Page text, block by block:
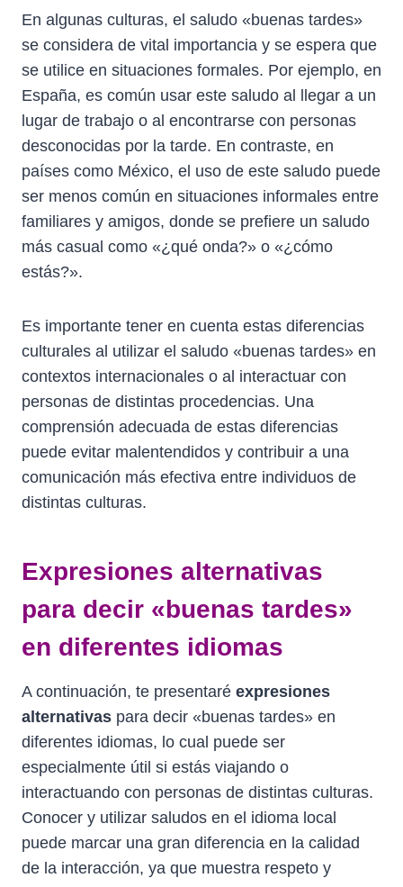
En algunas culturas, el saludo «buenas tardes»
se considera de vital importancia y se espera que
se utilice en situaciones formales. Por ejemplo, en
España, es común usar este saludo al llegar a un
lugar de trabajo o al encontrarse con personas
desconocidas por la tarde. En contraste, en
países como México, el uso de este saludo puede
ser menos común en situaciones informales entre
familiares y amigos, donde se prefiere un saludo
más casual como «¿qué onda?» o «¿cómo
estás?».
Es importante tener en cuenta estas diferencias
culturales al utilizar el saludo «buenas tardes» en
contextos internacionales o al interactuar con
personas de distintas procedencias. Una
comprensión adecuada de estas diferencias
puede evitar malentendidos y contribuir a una
comunicación más efectiva entre individuos de
distintas culturas.
Expresiones alternativas
para decir «buenas tardes»
en diferentes idiomas
A continuación, te presentaré expresiones
alternativas para decir «buenas tardes» en
diferentes idiomas, lo cual puede ser
especialmente útil si estás viajando o
interactuando con personas de distintas culturas.
Conocer y utilizar saludos en el idioma local
puede marcar una gran diferencia en la calidad
de la interacción, ya que muestra respeto y